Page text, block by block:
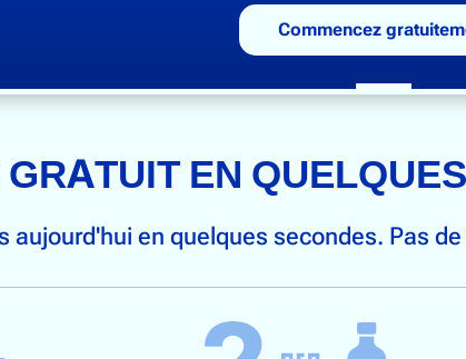
Commencez
EN
aujourd'hui en quelques secondes. Pas